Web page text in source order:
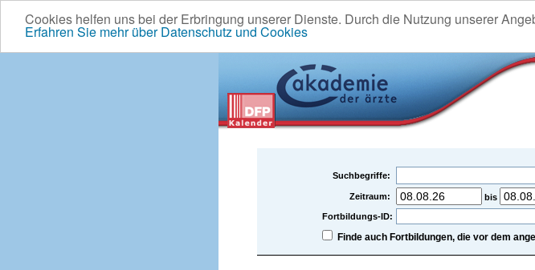
Cookies helfen uns bei der Erbringung unserer Dienste. Durch die Nutzung unserer
Erfahren Sie mehr über Datenschutz und Cookies
Suchbegriffe:
Zeitraum:
bis
Fortbildungs-ID:
Finde auch Fortbildungen, die vor dem